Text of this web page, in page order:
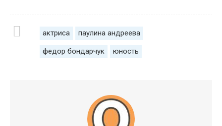
актриса паулина андреева
федор бондарчук юность